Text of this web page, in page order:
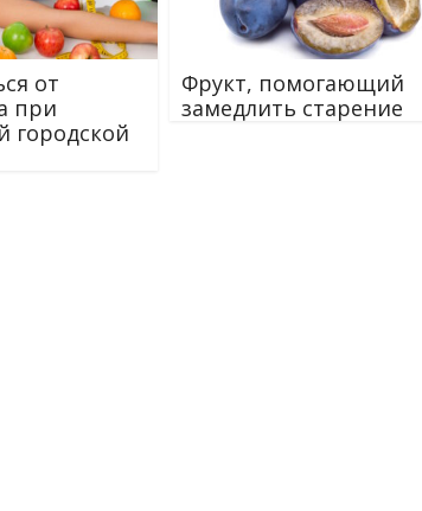
от
при
городской
Фрукт, помогающий
замедлить старение